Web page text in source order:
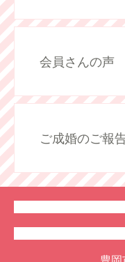
会員さんの声
ご成婚のご報